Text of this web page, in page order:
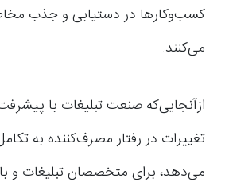
کسب‌وکارها در دستیابی و جذب
می‌کنند.
از‌آنجایی‌که صنعت تبلیغات با
تغییرات در رفتار مصرف‌کننده به
می‌دهد، برای متخصصان تبلیغات و